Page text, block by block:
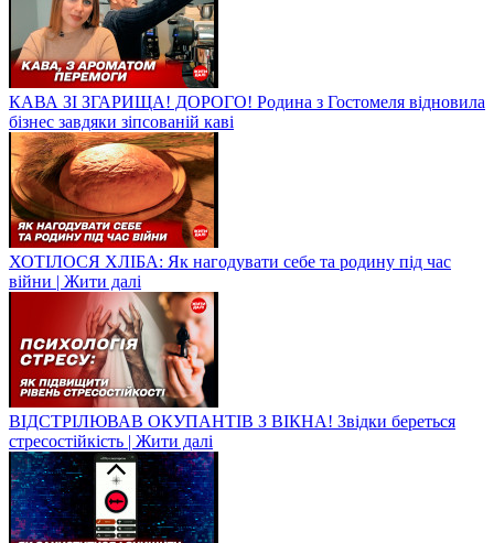
КАВА ЗІ ЗГАРИЩА! ДОРОГО! Родина з Гостомеля відновила
бізнес завдяки зіпсованій каві
ХОТІЛОСЯ ХЛІБА: Як нагодувати себе та родину під час
війни | Жити далі
ВІДСТРІЛЮВАВ ОКУПАНТІВ З ВІКНА! Звідки береться
стресостійкість | Жити далі